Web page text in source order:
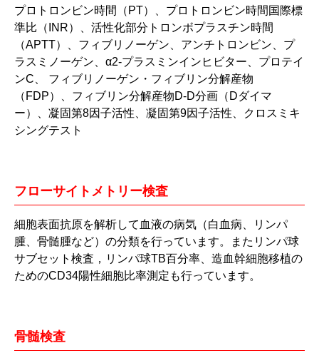
プロトロンビン時間（PT）、プロトロンビン時間国際標
準比（INR）、活性化部分トロンボプラスチン時間
（APTT）、フィブリノーゲン、アンチトロンビン、プ
ラスミノーゲン、α2-プラスミンインヒビター、プロテイ
ンC、 フィブリノーゲン・フィブリン分解産物
（FDP）、フィブリン分解産物D-D分画（Dダイマ
ー）、凝固第8因子活性、凝固第9因子活性、クロスミキ
シングテスト
フローサイトメトリー検査
細胞表面抗原を解析して血液の病気（白血病、リンパ
腫、骨髄腫など）の分類を行っています。またリンパ球
サブセット検査，リンパ球TB百分率、造血幹細胞移植の
ためのCD34陽性細胞比率測定も行っています。
骨髄検査